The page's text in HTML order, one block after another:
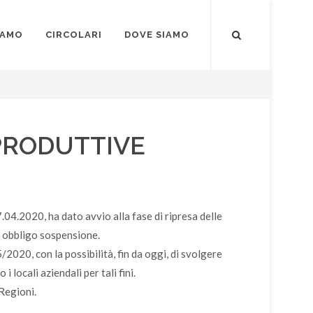
CIRCOLARI DOVE SIAMO
ha dato avvio alla fase di ripresa delle
sospensione.
con la possibilità, fin da oggi, di svolgere
i locali aziendali per tali fini.